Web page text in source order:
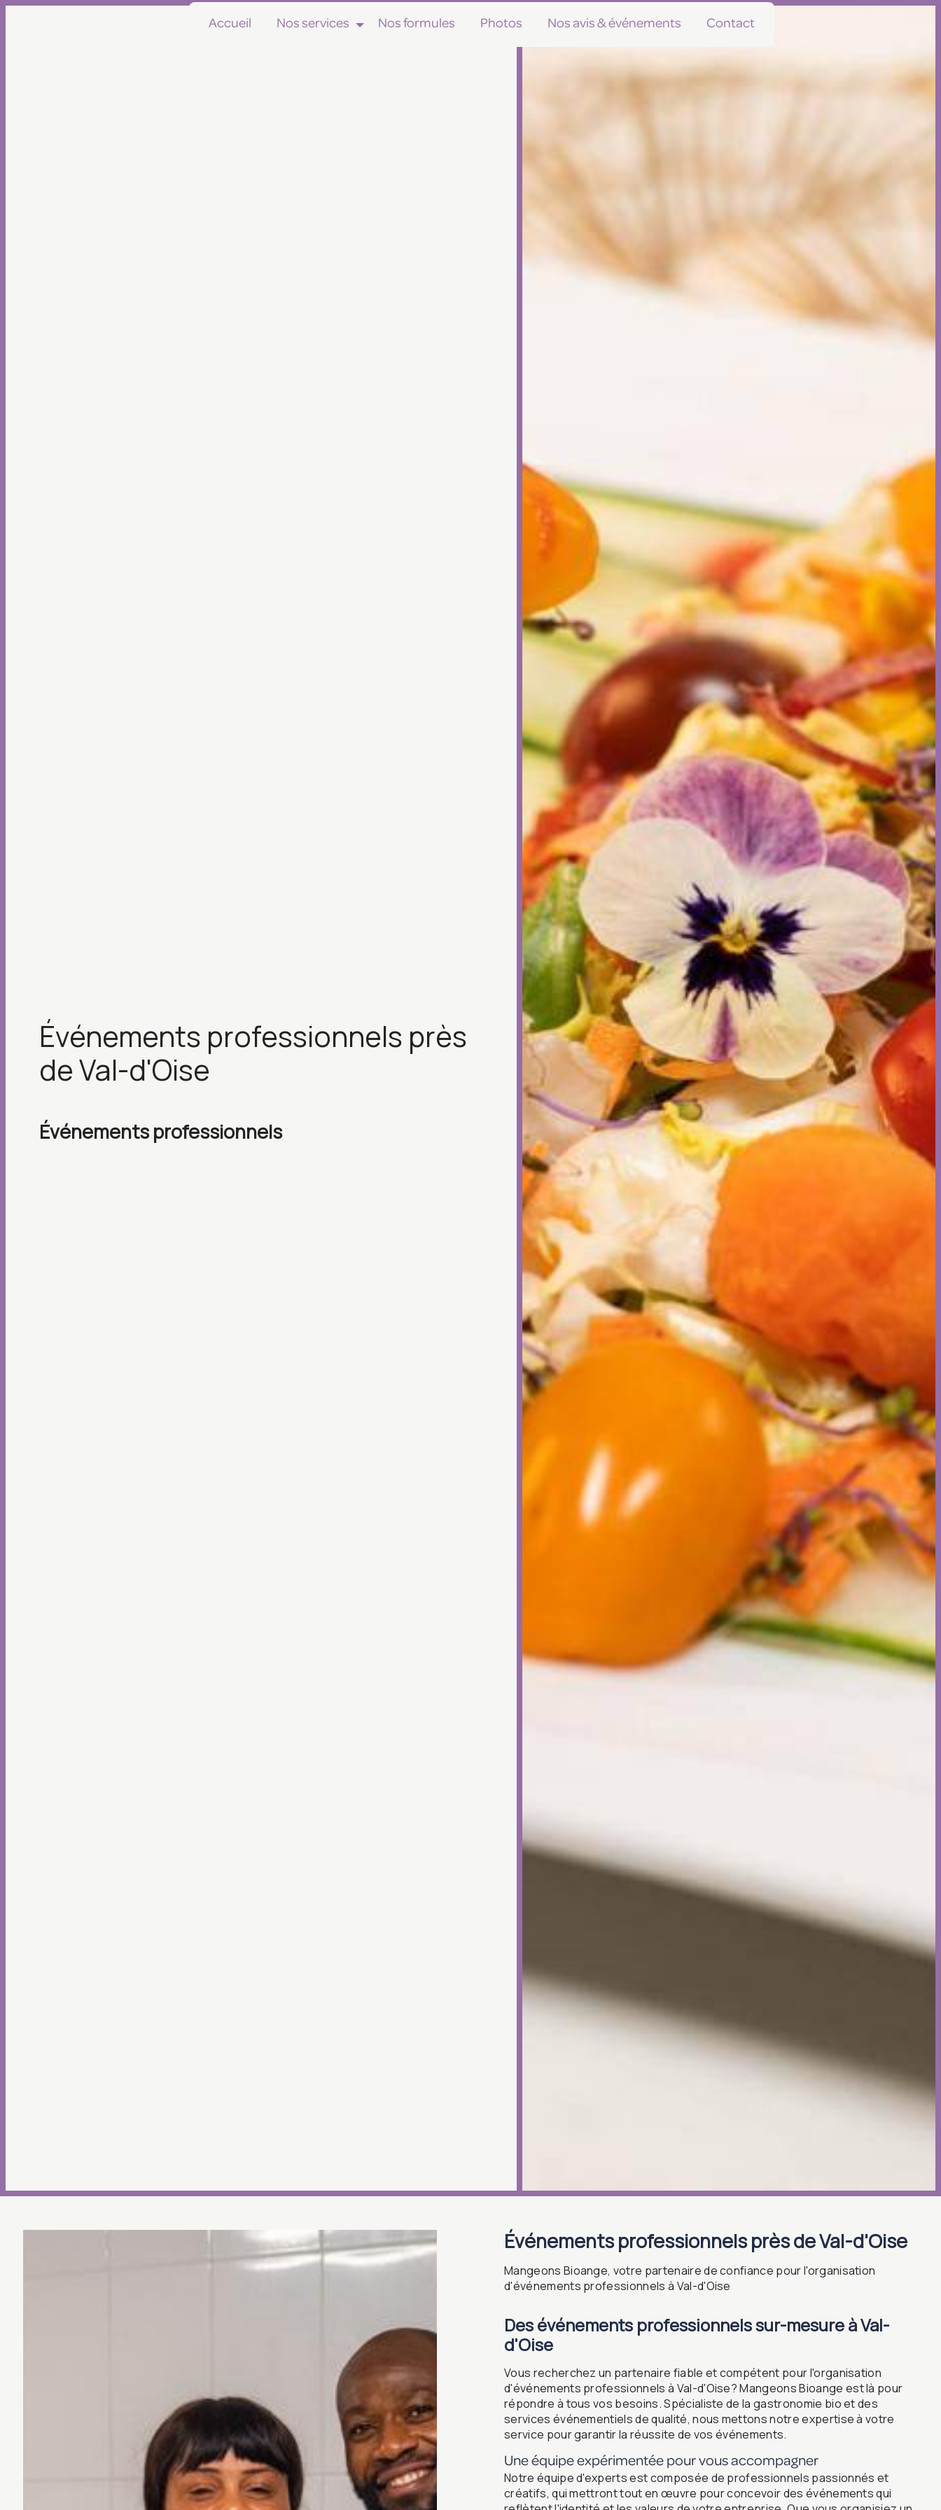
Accueil Nos services Nos formules Photos Nos avis & événements Contact
événements professionnels près
de Val-d'Oise
événements professionnels
événements professionnels près de Val-d'Oise
Mangeons Bioange, votre partenaire de confiance pour l'organisation
d'événements professionnels à Val-d'Oise
Des événements professionnels sur-mesure à Val-
d'Oise
Vous recherchez un partenaire fiable et compétent pour l'organisation
d'événements professionnels à Val-d'Oise? Mangeons Bioange est là pour
répondre à tous vos besoins. Spécialiste de la gastronomie bio et des
services événementiels de qualité, nous mettons notre expertise à votre
service pour garantir la réussite de vos événements.
Une équipe expérimentée pour vous accompagner
Notre équipe d'experts est composée de professionnels passionnés et
créatifs, qui mettront tout en œuvre pour concevoir des événements qui
Panneau de gestion des cookies